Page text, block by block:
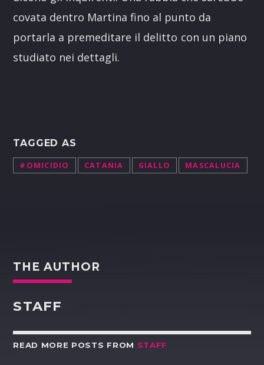
covata dentro Martina fino al punto da
portarla a premeditare il delitto con un piano
studiato nei dettagli.
TAGGED AS
#OMICIDIO CATANIA GIALLO MASCALUCIA
THE AUTHOR
STAFF
READ MORE POSTS FROM STAFF